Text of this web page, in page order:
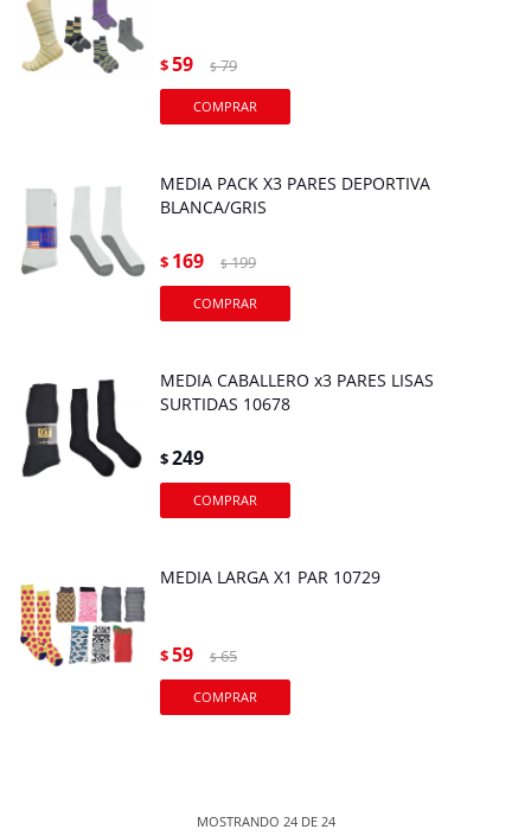
$59 $ 79
MEDIA PACK X3 PARES DEPORTIVA
BLANCA/GRIS
$ 169 $ 199
MEDIA CABALLERO x3 PARES LISAS
SURTIDAS 10678
$249
MEDIA LARGA X1 PAR 10729
$59 $ 65
MOSTRANDO 24DE 24